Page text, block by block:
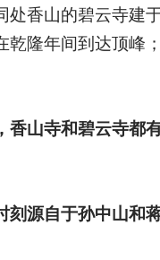
处香山的碧云寺建
乾隆年间到达顶峰
香山寺和碧云寺都
刻源自于孙中山和蒋